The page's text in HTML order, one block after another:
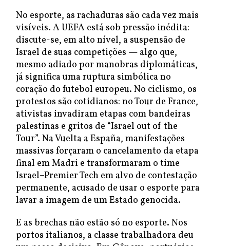
No esporte, as rachaduras são cada vez mais
visíveis. A UEFA está sob pressão inédita:
discute-se, em alto nível, a suspensão de
Israel de suas competições — algo que,
mesmo adiado por manobras diplomáticas,
já significa uma ruptura simbólica no
coração do futebol europeu. No ciclismo, os
protestos são cotidianos: no Tour de France,
ativistas invadiram etapas com bandeiras
palestinas e gritos de “Israel out of the
Tour”. Na Vuelta a España, manifestações
massivas forçaram o cancelamento da etapa
final em Madri e transformaram o time
Israel–Premier Tech em alvo de contestação
permanente, acusado de usar o esporte para
lavar a imagem de um Estado genocida.
E as brechas não estão só no esporte. Nos
portos italianos, a classe trabalhadora deu